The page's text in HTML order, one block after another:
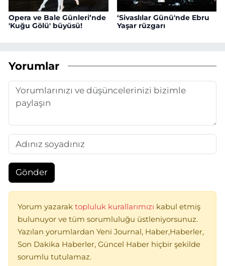
Opera ve Bale Günleri’nde
'Kuğu Gölü' büyüsü!
‘Sivaslılar Günü'nde Ebru
Yaşar rüzgarı
Yorumlar
Gönder
Yorum yazarak topluluk kurallarımızı kabul etmiş
bulunuyor ve tüm sorumluluğu üstleniyorsunuz.
Yazılan yorumlardan Yeni Journal, Haber,Haberler,
Son Dakika Haberler, Güncel Haber hiçbir şekilde
sorumlu tutulamaz.